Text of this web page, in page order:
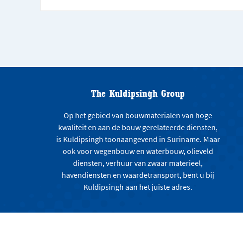
The Kuldipsingh Group
Op het gebied van bouwmaterialen van hoge
kwaliteit en aan de bouw gerelateerde diensten,
is Kuldipsingh toonaangevend in Suriname. Maar
ook voor wegenbouw en waterbouw, olieveld
diensten, verhuur van zwaar materieel,
havendiensten en waardetransport, bent u bij
Kuldipsingh aan het juiste adres.